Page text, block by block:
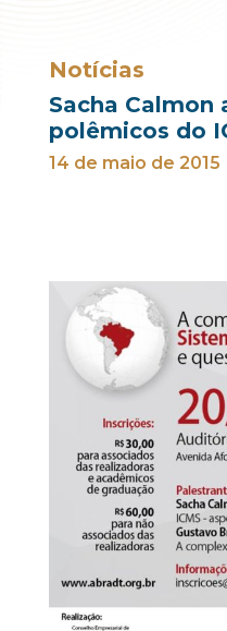
Notícias
Sacha Calmon
polêmicos do
14 de maio de 2015